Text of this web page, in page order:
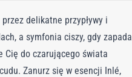
delikatne przypływy i
a symfonia ciszy, gdy zapada
Cię do czarującego świata
Zanurz się w esencji Inlé,